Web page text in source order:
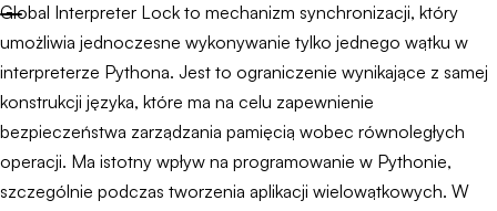
Global Interpreter Lock to mechanizm synchronizacji, który
umożliwia jednoczesne wykonywanie tylko jednego wątku w
interpreterze Pythona. Jest to ograniczenie wynikające z samej
konstrukcji języka, które ma na celu zapewnienie
bezpieczeństwa zarządzania pamięcią wobec równoległych
operacji. Ma istotny wpływ na programowanie w Pythonie,
szczególnie podczas tworzenia aplikacji wielowątkowych. W